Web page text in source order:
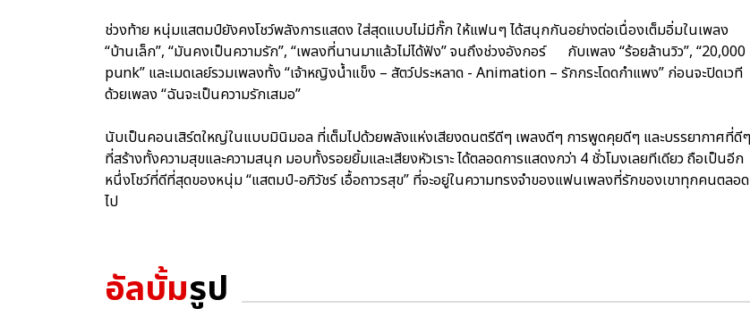
ช่วงท้าย หนุ่มแสตมป์ยังคงโชว์พลังการแสดง ใส่สุดแบบไม่มีกั๊ก ให้แฟนๆ ได้สนุกกันอย่างต่อเนื่องเต็มอิ่มในเพลง
“บ้านเล็ก”, “มันคงเป็นความรัก”, “เพลงที่นานมาแล้วไม่ได้ฟัง” จนถึงช่วงอังกอร์ กับเพลง “ร้อยล้านวิว”, “20,000
punk” และเมดเลย์รวมเพลงทั้ง “เจ้าหญิงน้ำแข็ง – สัตว์ประหลาด - Animation – รักกระโดดกำแพง” ก่อนจะปิดเวที
ด้วยเพลง “ฉันจะเป็นความรักเสมอ”
นับเป็นคอนเสิร์ตใหญ่ในแบบมินิมอล ที่เต็มไปด้วยพลังแห่งเสียงดนตรีดีๆ เพลงดีๆ การพูดคุยดีๆ และบรรยากาศที่ดีๆ
ที่สร้างทั้งความสุขและความสนุก มอบทั้งรอยยิ้มและเสียงหัวเราะ ได้ตลอดการแสดงกว่า 4 ชั่วโมงเลยทีเดียว ถือเป็นอีก
หนึ่งโชว์ที่ดีที่สุดของหนุ่ม “แสตมป์-อภิวัชร์ เอื้อถาวรสุข” ที่จะอยู่ในความทรงจำของแฟนเพลงที่รักของเขาทุกคนตลอด
ไป
อัลบั้มรูป